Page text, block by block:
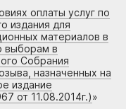
оплаты услуг по
издания для
материалов в
выборам в
Собрания
назначенных на
издание
от 11.08.2014г.)»